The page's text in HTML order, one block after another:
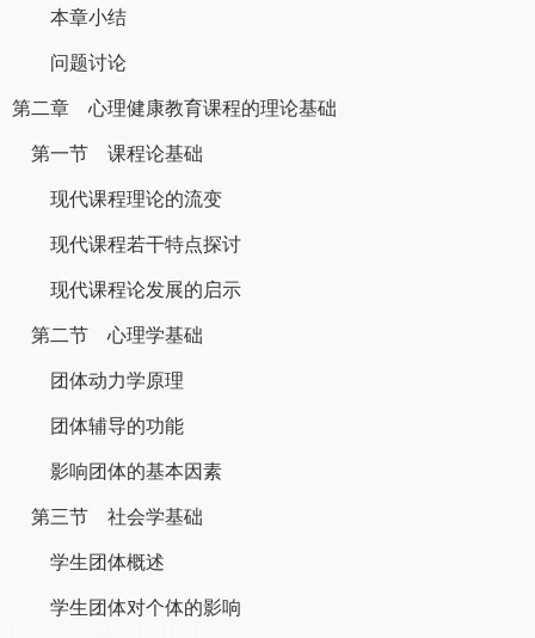
本章小结
问题讨论
第二章 心理健康教育课程的理论基础
第一节 课程论基础
现代课程理论的流变
现代课程若干特点探讨
现代课程论发展的启示
第二节 心理学基础
团体动力学原理
团体辅导的功能
影响团体的基本因素
第三节 社会学基础
学生团体概述
学生团体对个体的影响